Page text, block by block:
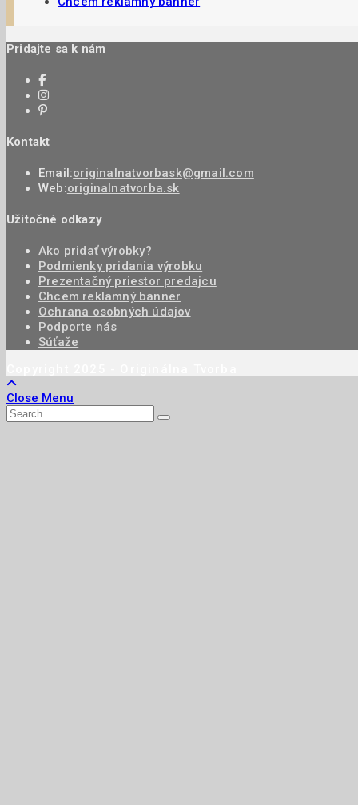
Pridajte sa k nám
Kontakt
Email:originalnatvorbask@gmail.com
Web:originalnatvorba.sk
Užitočné odkazy
Ako pridať výrobky?
Podmienky pridania výrobku
Prezentačný priestor predajcu
Chcem reklamný banner
Ochrana osobných údajov
Podporte nás
Súťaže
Close Menu